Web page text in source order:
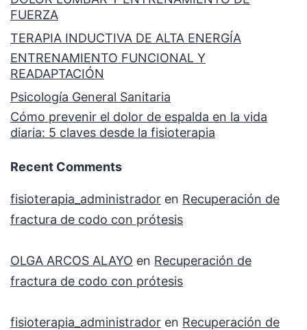
FUERZA
TERAPIA INDUCTIVA DE ALTA ENERGÍA
ENTRENAMIENTO FUNCIONAL Y
READAPTACIÓN
Psicología General Sanitaria
Cómo prevenir el dolor de espalda en la vida
diaria: 5 claves desde la fisioterapia
Recent Comments
fisioterapia_administrador en Recuperación de
fractura de codo con prótesis
OLGA ARCOS ALAYO en Recuperación de
fractura de codo con prótesis
fisioterapia_administrador en Recuperación de